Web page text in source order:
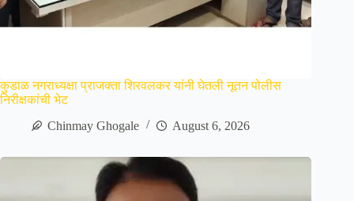
कुडाळ नगराध्यक्षा प्राजक्ता शिरवलकर यांनी घेतली नूतन पोलीस
निरीक्षकांची भेट
Chinmay Ghogale
August 6, 2026